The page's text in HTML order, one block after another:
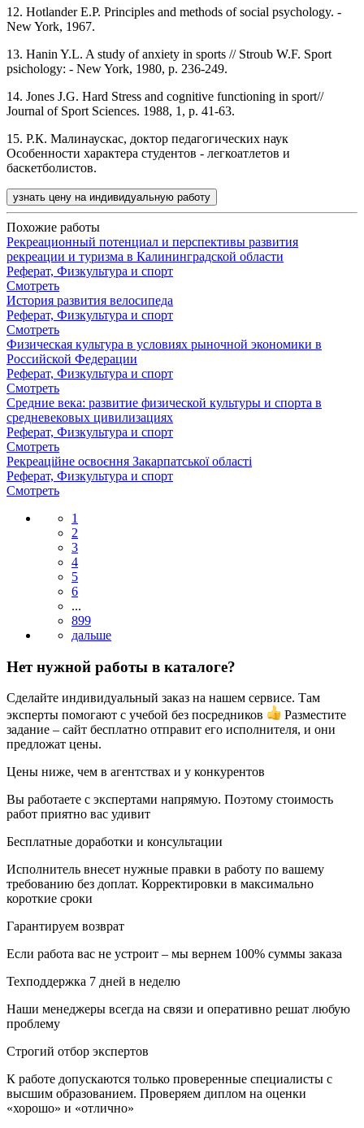
12. Hotlander E.P. Principles and methods of social psychology. -
New York, 1967.
13. Hanin Y.L. A study of anxiety in sports // Stroub W.F. Sport
psichology: - New York, 1980, p. 236-249.
14. Jones J.G. Hard Stress and cognitive functioning in sport//
Journal of Sport Sciences. 1988, 1, p. 41-63.
15. Р.К. Малинаускас, доктор педагогических наук
Особенности характера студентов - легкоатлетов и
баскетболистов.
узнать цену на индивидуальную работу
Похожие работы
Рекреационный потенциал и перспективы развития
рекреации и туризма в Калининградской области
Реферат, Физкультура и спорт
Смотреть
История развития велосипеда
Реферат, Физкультура и спорт
Смотреть
Физическая культура в условиях рыночной экономики в
Российской Федерации
Реферат, Физкультура и спорт
Смотреть
Средние века: развитие физической культуры и спорта в
средневековых цивилизациях
Реферат, Физкультура и спорт
Смотреть
Рекреаційне освоєння Закарпатської області
Реферат, Физкультура и спорт
Смотреть
1
2
3
4
5
6
...
899
Нет нужной работы в каталоге?
Сделайте индивидуальный заказ на нашем сервисе. Там
эксперты помогают с учебой без посредников
Разместите
задание – сайт бесплатно отправит его исполнителя, и они
предложат цены.
Цены ниже, чем в агентствах и у конкурентов
Вы работаете с экспертами напрямую. Поэтому стоимость
работ приятно вас удивит
Бесплатные доработки и консультации
Исполнитель внесет нужные правки в работу по вашему
требованию без доплат. Корректировки в максимально
короткие сроки
Гарантируем возврат
Если работа вас не устроит – мы вернем 100% суммы заказа
Техподдержка 7 дней в неделю
Наши менеджеры всегда на связи и оперативно решат любую
проблему
Строгий отбор экспертов
К работе допускаются только проверенные специалисты с
высшим образованием. Проверяем диплом на оценки
«хорошо» и «отлично»